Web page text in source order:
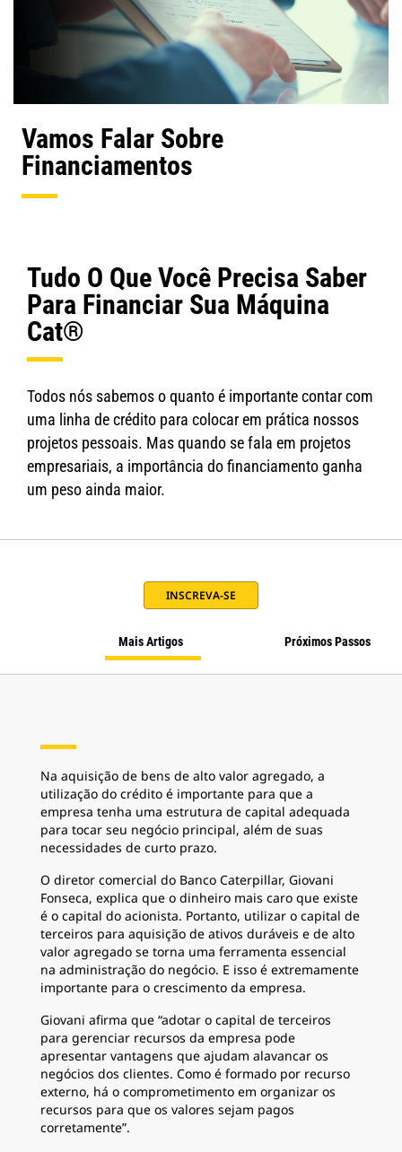
Vamos Falar Sobre
Financiamentos
Tudo O Que Você Precisa Saber
Para Financiar Sua Máquina
Cat®
Todos nós sabemos o quanto é importante contar com
uma linha de crédito para colocar em prática nossos
projetos pessoais. Mas quando se fala em projetos
empresariais, a importância do financiamento ganha
um peso ainda maior.
INSCREVA-SE
Mais Artigos Próximos Passos
Na aquisição de bens de alto valor agregado, a
utilização do crédito é importante para que a
empresa tenha uma estrutura de capital adequada
para tocar seu negócio principal, além de suas
necessidades de curto prazo.
O diretor comercial do Banco Caterpillar, Giovani
Fonseca, explica que o dinheiro mais caro que existe
é o capital do acionista. Portanto, utilizar o capital de
terceiros para aquisição de ativos duráveis e de alto
valor agregado se torna uma ferramenta essencial
na administração do negócio. E isso é extremamente
importante para o crescimento da empresa.
Giovani afirma que “adotar o capital de terceiros
para gerenciar recursos da empresa pode
apresentar vantagens que ajudam alavancar os
negócios dos clientes. Como é formado por recurso
externo, há o comprometimento em organizar os
recursos para que os valores sejam pagos
corretamente”.